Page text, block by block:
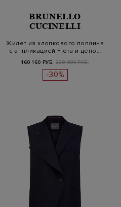
BRUNELLO
CUCINELLI
Жилет из хлопкового поплина
с аппликацией Flora и цепо…
160 160 РУБ. 228 800 РУБ.
-30%